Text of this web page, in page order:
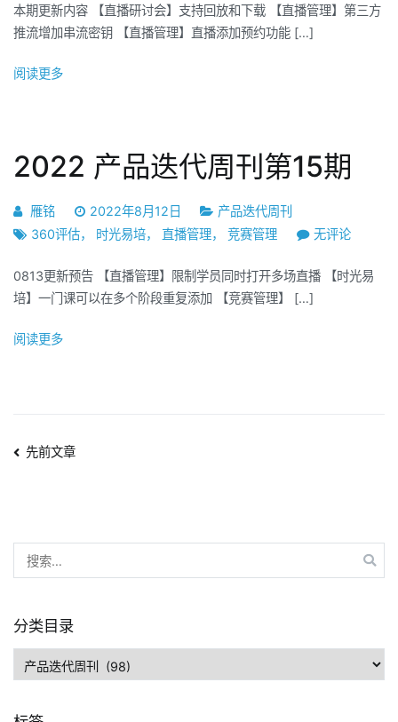
品
期
本期更新内容 【直播研讨会】支持回放和下载 【直播管理】第三方
推流增加串流密钥 【直播管理】直播添加预约功能 […]
阅读更多
2022 产品迭代周刊第15期
雁铭 2022年8月12日
产品迭代周刊
360评估， 时光易培， 直播管理， 竞赛管理
2022
品
无评论
0813更新预告 【直播管理】限制学员同时打开多场直播 【时光易
培】一门课可以在多个阶段重复添加 【竞赛管理】 […]
阅读更多
文
航
先前文章
索：
分类目录
类